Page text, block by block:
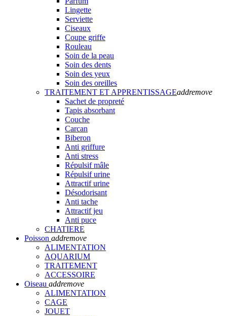
Lingette
Serviette
Ciseaux
Coupe griffe
Rouleau
Soin de la peau
Soin des dents
Soin des yeux
Soin des oreilles
TRAITEMENT ET APPRENTISSAGEaddremove
Sachet de propreté
Tapis absorbant
Couche
Carcan
Biberon
Anti griffure
Anti stress
Répulsif mâle
Répulsif urine
Attractif urine
Désodorisant
Anti tache
Attractif jeu
Anti puce
CHATIERE
Poisson addremove
ALIMENTATION
AQUARIUM
TRAITEMENT
ACCESSOIRE
Oiseau addremove
ALIMENTATION
CAGE
JOUET